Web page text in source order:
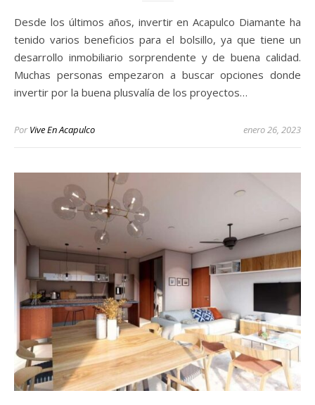
Desde los últimos años, invertir en Acapulco Diamante ha
tenido varios beneficios para el bolsillo, ya que tiene un
desarrollo inmobiliario sorprendente y de buena calidad.
Muchas personas empezaron a buscar opciones donde
invertir por la buena plusvalía de los proyectos…
Por Vive En Acapulco enero 26, 2023